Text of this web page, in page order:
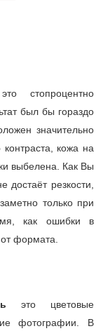
стопроцентно
был бы гораздо
значительно
кожа на
выбелена. Как Вы
резкости,
только при
как ошибки в
формата.
это цветовые
фотографии. В